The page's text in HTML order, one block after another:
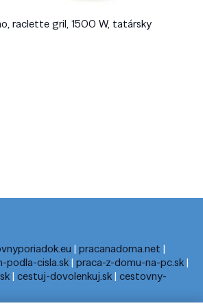
raclette gril, 1500 W, tatársky
| pracanadoma.net |
podla-cisla.sk| praca-z-domu-na-pc.sk|
| cestuj-dovolenkuj.sk| cestovny-